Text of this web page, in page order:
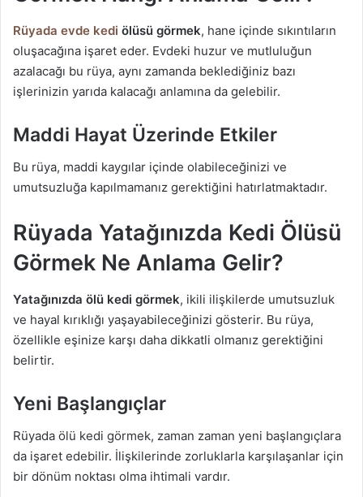
Rüyada evde kedi ölüsü görmek, hane içinde sıkıntıların
oluşacağına işaret eder. Evdeki huzur ve mutluluğun
azalacağı bu rüya, aynı zamanda beklediğiniz bazı
işlerinizin yarıda kalacağı anlamına da gelebilir.
Maddi Hayat Üzerinde Etkiler
Bu rüya, maddi kaygılar içinde olabileceğinizi ve
umutsuzluğa kapılmamanız gerektiğini hatırlatmaktadır.
Rüyada Yatağınızda Kedi Ölüsü
Görmek Ne Anlama Gelir?
Yatağınızda ölü kedi görmek, ikili ilişkilerde umutsuzluk
ve hayal kırıklığı yaşayabileceğinizi gösterir. Bu rüya,
özellikle eşinize karşı daha dikkatli olmanız gerektiğini
belirtir.
Yeni Başlangıçlar
Rüyada ölü kedi görmek, zaman zaman yeni başlangıçlara
da işaret edebilir. İlişkilerinde zorluklarla karşılaşanlar için
bir dönüm noktası olma ihtimali vardır.